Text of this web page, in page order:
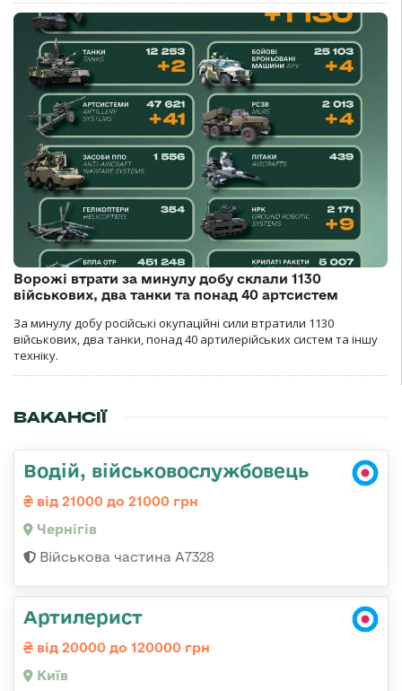
Ворожі втрати за минулу добу склали 1130
військових, два танки та понад 40 артсистем
За минулу добу російські окупаційні сили втратили 1130
військових, два танки, понад 40 артилерійських систем та іншу
техніку.
ВАКАНСІЇ
Водій, військовослужбовець
від 21000 до 21000 грн
Чернігів
Військова частина А7328
Артилерист
від 20000 до 120000 грн
Київ